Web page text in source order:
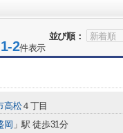
並び順：
2件表示
高松４丁目
岡 」駅 徒歩31分